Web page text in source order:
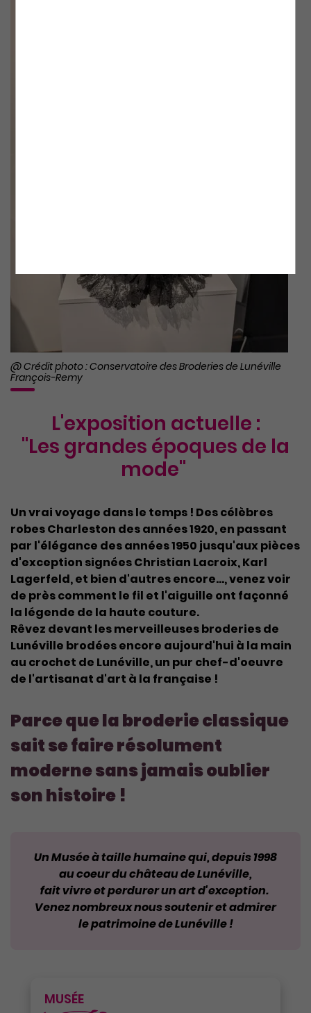
@ Crédit photo : Conservatoire des Broderies de Lunéville
François-Remy
L'exposition actuelle :
"Les grandes époques de la
mode"
Un vrai voyage dans le temps ! Des célèbres
robes Charleston des années 1920, en passant
par l'élégance des années 1950 jusqu'aux pièces
d'exception signées Christian Lacroix, Karl
Lagerfeld, et bien d'autres encore..., venez voir
de près comment le fil et l'aiguille ont façonné
la légende de la haute couture.
Rêvez devant les merveilleuses broderies de
Lunéville brodées encore aujourd'hui à la main
au crochet de Lunéville, un pur chef-d'oeuvre
de l'artisanat d'art à la française !
Parce que la broderie classique
sait se faire résolument
moderne sans jamais oublier
son histoire !
Un Musée à taille humaine qui, depuis 1998
au coeur du château de Lunéville,
fait vivre et perdurer un art d'exception.
Venez nombreux nous soutenir et admirer
le patrimoine de Lunéville !
MUSÉE